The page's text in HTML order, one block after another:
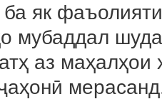
ба як
мубаддал
аз